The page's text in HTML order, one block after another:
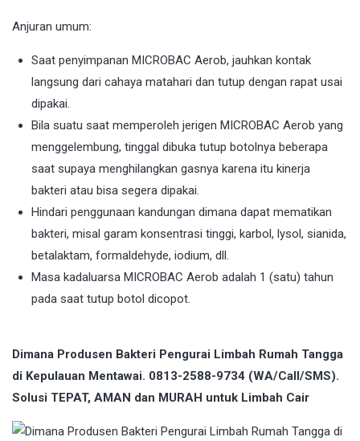
Anjuran umum:
Saat penyimpanan MICROBAC Aerob, jauhkan kontak
langsung dari cahaya matahari dan tutup dengan rapat usai
dipakai.
Bila suatu saat memperoleh jerigen MICROBAC Aerob yang
menggelembung, tinggal dibuka tutup botolnya beberapa
saat supaya menghilangkan gasnya karena itu kinerja
bakteri atau bisa segera dipakai.
Hindari penggunaan kandungan dimana dapat mematikan
bakteri, misal garam konsentrasi tinggi, karbol, lysol, sianida,
betalaktam, formaldehyde, iodium, dll.
Masa kadaluarsa MICROBAC Aerob adalah 1 (satu) tahun
pada saat tutup botol dicopot.
Dimana Produsen Bakteri Pengurai Limbah Rumah Tangga
di Kepulauan Mentawai. 0813-2588-9734 (WA/Call/SMS).
Solusi TEPAT, AMAN dan MURAH untuk Limbah Cair